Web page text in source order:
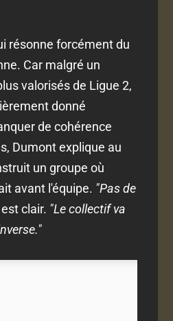
résonne forcément du
Car malgré un
valorisés de Ligue 2,
donné
de cohérence
Dumont explique au
un groupe où
avant l'équipe. "Pas de
clair. "Le collectif va